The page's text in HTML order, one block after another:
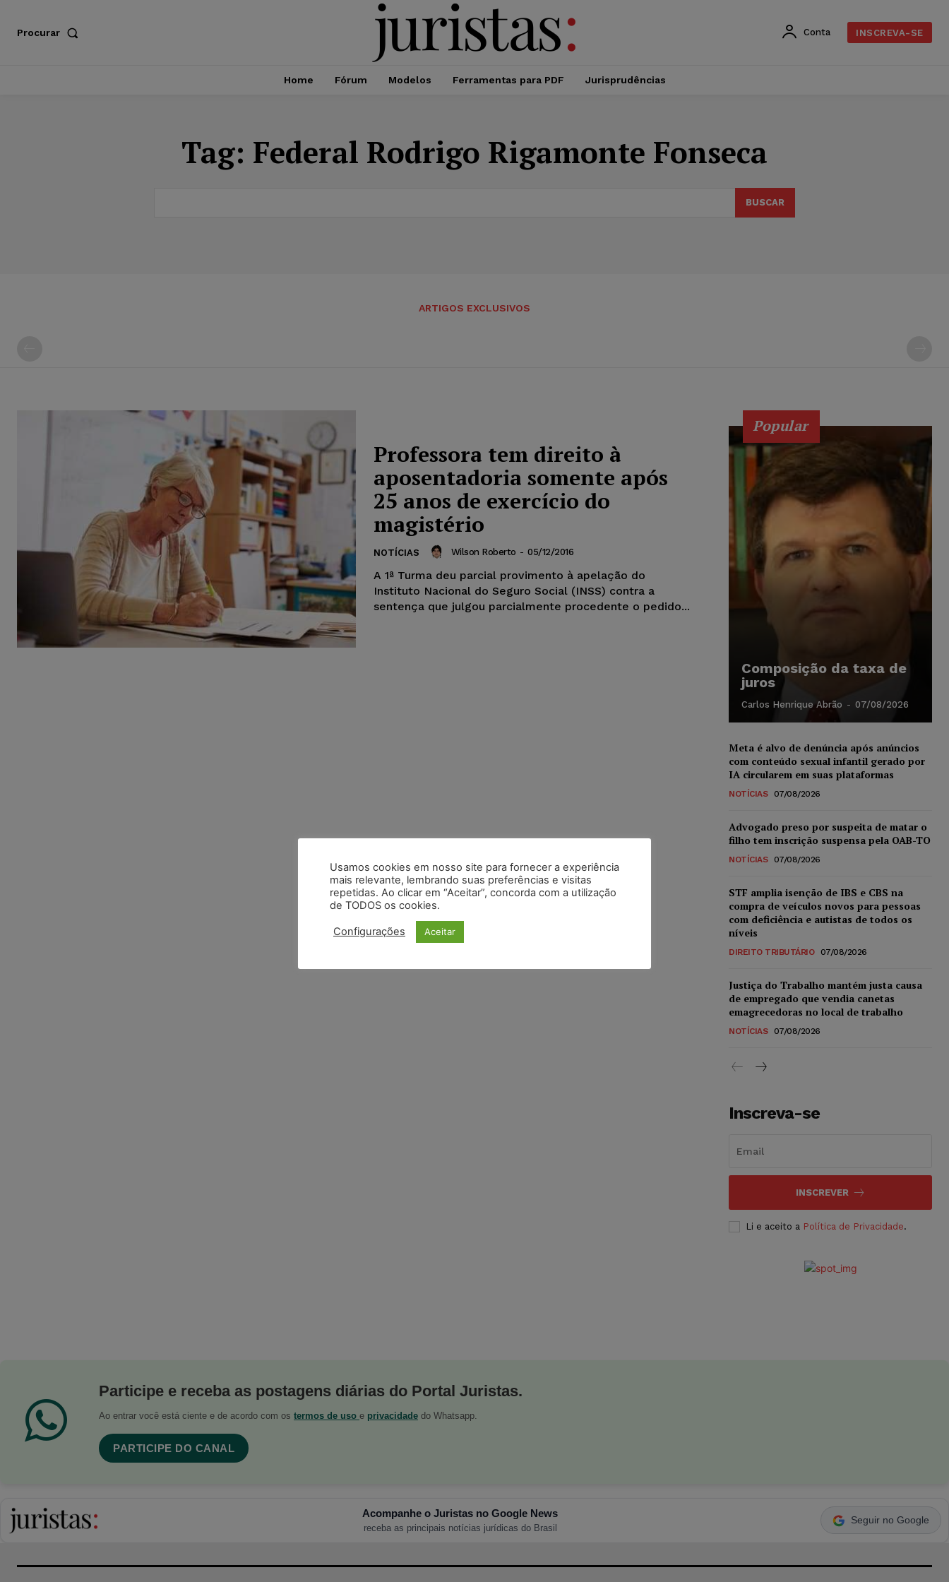
Procurar Conta INSCREVA-SE
Home Fórum Modelos Ferramentas para PDF Jurisprudências
Tag: Federal Rodrigo Rigamonte Fonseca
BUSCAR
ARTIGOS EXCLUSIVOS
Professora tem direito à
aposentadoria somente após
25 anos de exercício do
magistério
NOTÍCIAS Wilson Roberto - 05/12/2016
A 1ª Turma deu parcial provimento à apelação do
Instituto Nacional do Seguro Social (INSS) contra a
sentença que julgou parcialmente procedente o pedido...
Popular
Composição da taxa de
juros
Carlos Henrique Abrão - 07/08/2026
Meta é alvo de denúncia após anúncios
com conteúdo sexual infantil gerado por
IA circularem em suas plataformas
NOTÍCIAS 07/08/2026
Advogado preso por suspeita de matar o
filho tem inscrição suspensa pela OAB-TO
NOTÍCIAS 07/08/2026
STF amplia isenção de IBS e CBS na
compra de veículos novos para pessoas
com deficiência e autistas de todos os
níveis
DIREITO TRIBUTÁRIO 07/08/2026
Justiça do Trabalho mantém justa causa
de empregado que vendia canetas
emagrecedoras no local de trabalho
NOTÍCIAS 07/08/2026
Inscreva-se
INSCREVER
Li e aceito a Política de Privacidade.
Participe e receba as postagens diárias do Portal Juristas.
Ao entrar você está ciente e de acordo com os termos de uso e privacidade do Whatsapp.
PARTICIPE DO CANAL
Acompanhe o Juristas no Google News
receba as principais notícias jurídicas do Brasil
Seguir no Google
Usamos cookies em nosso site para fornecer a experiência
mais relevante, lembrando suas preferências e visitas
repetidas. Ao clicar em “Aceitar”, concorda com a utilização
de TODOS os cookies.
Configurações Aceitar